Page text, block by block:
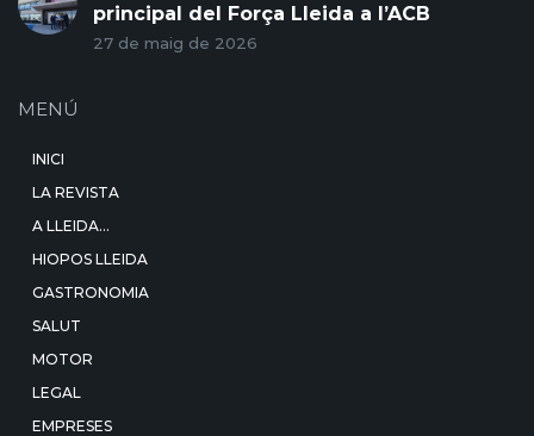
principal del Força Lleida a l’ACB
27 de maig de 2026
MENÚ
INICI
LA REVISTA
A LLEIDA…
HIOPOS LLEIDA
GASTRONOMIA
SALUT
MOTOR
LEGAL
EMPRESES